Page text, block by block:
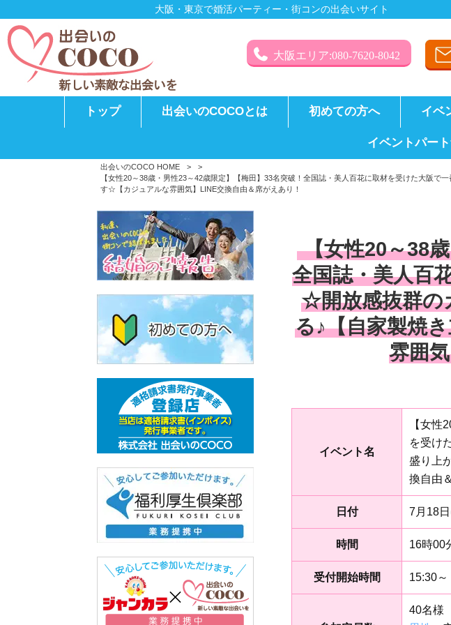
大阪・東京で婚活パーティー・街コンの出会いサイト
大阪エリア:080-7620-8042
トップ 出会いのCOCOとは 初めての方へ イベ
イベントパー
出会いのCOCO HOME >
>
【女性20～38歳・男性23～42歳限定】【梅田】33名突破！全国誌・美人百花に取材を受けた大阪
す☆【カジュアルな雰囲気】LINE交換自由＆席がえあり！
【女性20～38
全国誌・美人百
☆開放感抜群の
る♪【自家製焼
雰囲
イベント名
【女性
を受け
盛り上
換自由
日付 7月18
時間 16時00
受付開始時間 15:30～
40名様